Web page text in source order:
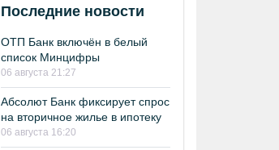
Последние новости
ОТП Банк включён в белый
список Минцифры
06 августа 21:27
Абсолют Банк фиксирует спрос
на вторичное жилье в ипотеку
06 августа 16:20